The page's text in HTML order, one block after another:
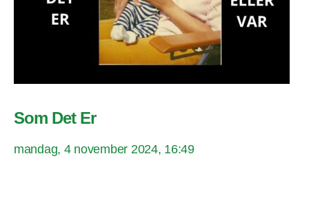
Som Det Er
mandag, 4 november 2024, 16:49